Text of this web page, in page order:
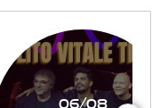
06/08